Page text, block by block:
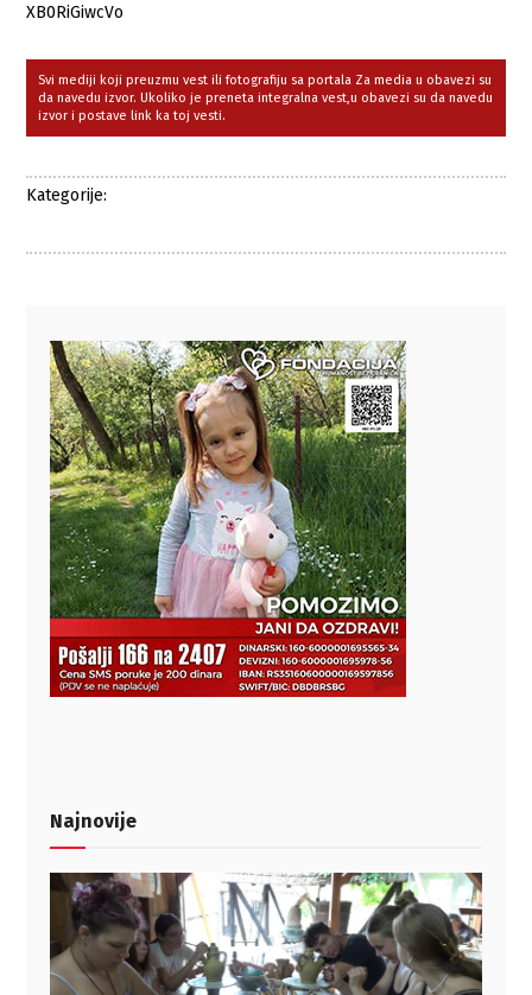
XB0RiGiwcVo
Svi mediji koji preuzmu vest ili fotografiju sa portala Za media u obavezi su
da navedu izvor. Ukoliko je preneta integralna vest,u obavezi su da navedu
izvor i postave link ka toj vesti.
Kategorije:
Najnovije